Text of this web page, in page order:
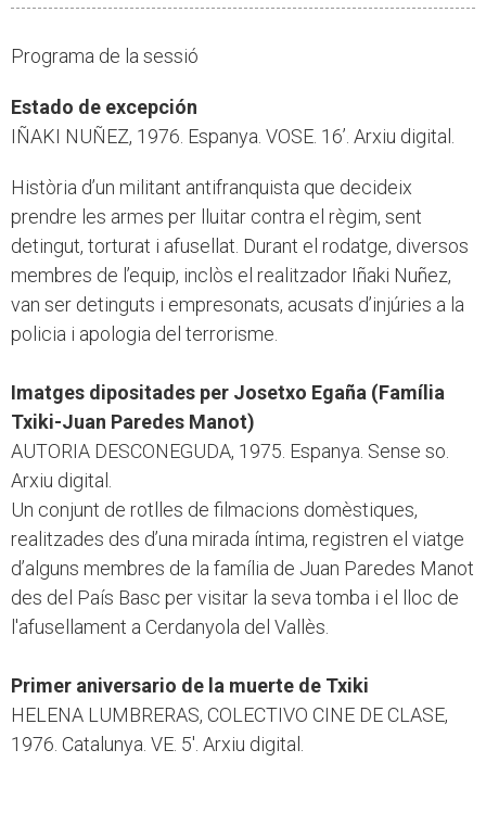
Programa de la sessió
Estado de excepción
IÑAKI NUÑEZ, 1976. Espanya. VOSE. 16’. Arxiu digital.
Història d’un militant antifranquista que decideix
prendre les armes per lluitar contra el règim, sent
detingut, torturat i afusellat. Durant el rodatge, diversos
membres de l’equip, inclòs el realitzador Iñaki Nuñez,
van ser detinguts i empresonats, acusats d’injúries a la
policia i apologia del terrorisme.
Imatges dipositades per Josetxo Egaña (Família
Txiki-Juan Paredes Manot)
AUTORIA DESCONEGUDA, 1975. Espanya. Sense so.
Arxiu digital.
Un conjunt de rotlles de filmacions domèstiques,
realitzades des d’una mirada íntima, registren el viatge
d’alguns membres de la família de Juan Paredes Manot
des del País Basc per visitar la seva tomba i el lloc de
l'afusellament a Cerdanyola del Vallès.
Primer aniversario de la muerte de Txiki
HELENA LUMBRERAS, COLECTIVO CINE DE CLASE,
1976. Catalunya. VE. 5'. Arxiu digital.